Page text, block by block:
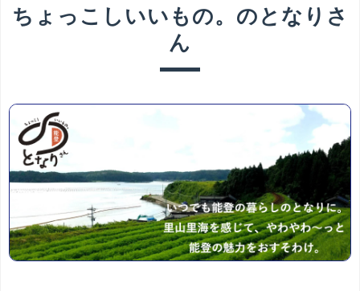
ちょっこしいいもの。のとなりさ
ん